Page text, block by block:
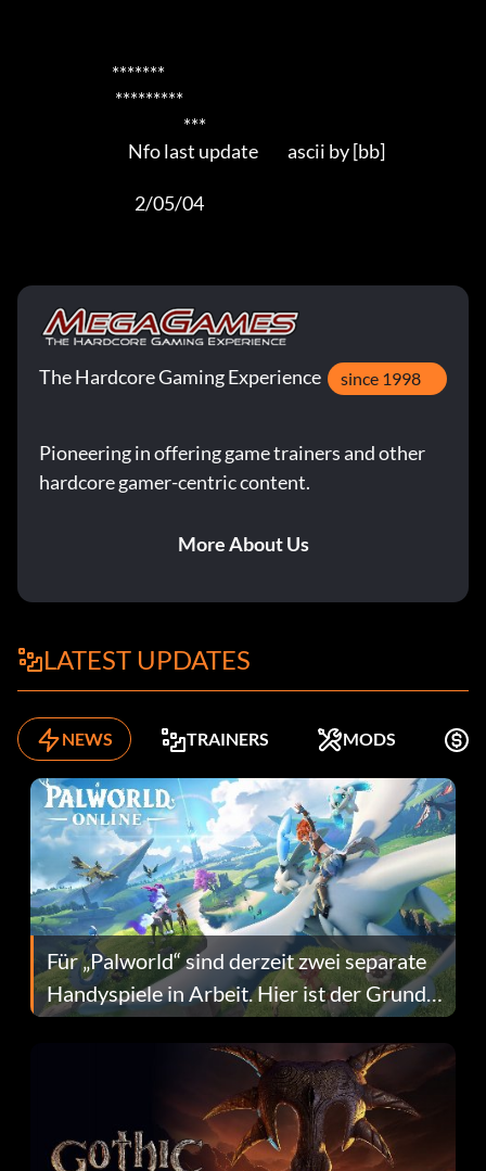
                                    2/05/04
The Hardcore Gaming Experience since 1998
Pioneering in offering game trainers and other
hardcore gamer-centric content.
More About Us
LATEST UPDATES
NEWS TRAINERS MODS
Für „Palworld“ sind derzeit zwei separate
Handyspiele in Arbeit. Hier ist der Grund
dafür.